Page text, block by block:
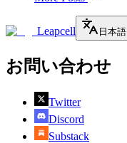
Leapcell 日本語
お問い合わせ
Twitter
Discord
Substack